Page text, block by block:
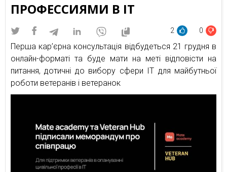
ПРОФЕССИЯМИ В ІТ
2 0
Перша кар’єрна консультація відбудеться 21 грудня в
онлайн-форматі та буде мати на меті відповісти на
питання, дотичні до вибору сфери ІТ для майбутньої
роботи ветеранів і ветеранок